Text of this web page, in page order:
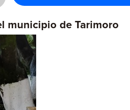
municipio de Tarimoro